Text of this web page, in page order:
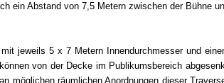
ein Abstand von 7,5 Metern zwischen der Bühne
jeweils 5 x 7 Metern Innendurchmesser und
von der Decke im Publikumsbereich
möglichen räumlichen Anordnungen dieser